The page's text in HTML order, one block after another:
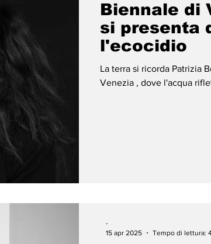
Archeologia Musica Cinema
Teatro Lega Araba Società
Biennale di
si presenta
l'ecocidio
La terra si ricorda Patrizia Boi
Venezia , dove l'acqua
-
15 apr 2025
Tempo di lettura: